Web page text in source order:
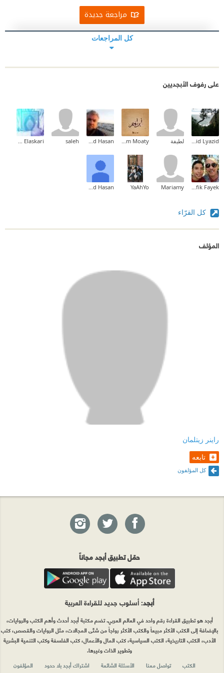
مراجعة جديدة
كل المراجعات
على رفوف الأبجديين
لطيفة saleh
Mariamy
YaAhYo
كل القرّاء
المؤلف
راينر زيتلمان
تابعه
كل المؤلفون
حمّل تطبيق أبجد مجاناً
أبجد: أسلوب جديد للقراءة العربية
أبجد هو تطبيق القراءة رقم واحد في العالم العربي. تضم مكتبة أبجد أحدث وأهم الكتب والروايات،
بالإضافة إلى الكتب الأكثر مبيعاً والكتب الأكثر رواجاً من شتّى المجالات، مثل الروايات والقصص، كتب
الأدب، الكتب التاريخية، الكتب السياسية، كتب المال والأعمال، كتب الفلسفة وكتب التنمية البشرية
وتطوير الذات وغيرها.
الكتب
تواصل معنا الأسئلة الشائعة اشتراك أبجد بلا حدود المؤلفون